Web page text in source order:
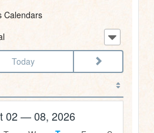
Calendars
Today
02 — 08, 2026